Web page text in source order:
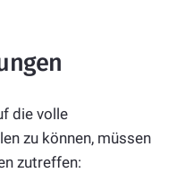
die volle
zu können, müssen
zutreffen: